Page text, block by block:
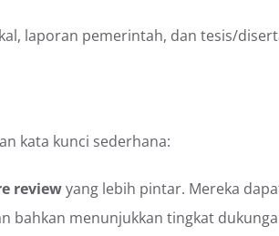
laporan pemerintah, dan tesis/
kata kunci sederhana:
reviewyang lebih pintar. Mereka
bahkan menunjukkan tingkat